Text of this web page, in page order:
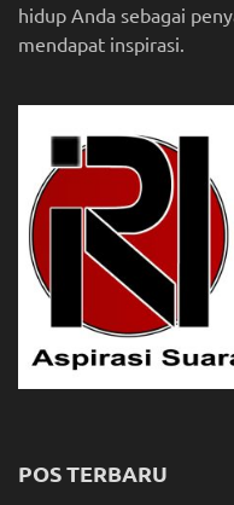
hidup Anda sebagai
mendapat inspirasi.
POS TERBARU